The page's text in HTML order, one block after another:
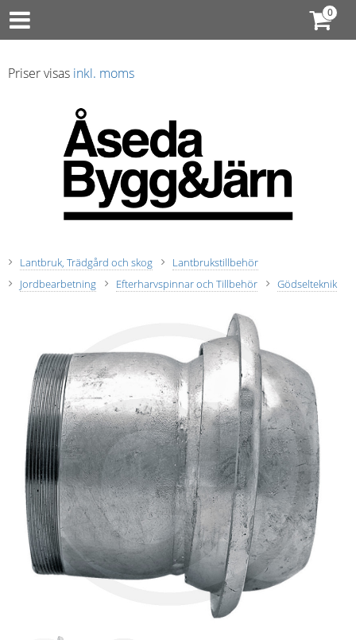
Priser visas inkl. moms
Lantbruk, Trädgård och skog
Lantbrukstillbehör
Jordbearbetning
Efterharvspinnar och Tillbehör Gödselteknik